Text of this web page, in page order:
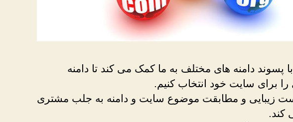
با پسوند دامنه های مختلف به ما کمک می کند تا دامنه
را برای سایت خود انتخاب کنیم.
زیبایی و مطابقت موضوع سایت و دامنه به جلب مشتری
کند.